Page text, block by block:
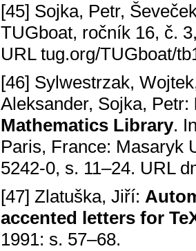
[45] Sojka, Petr,
TUGboat, ročník 16, č.
URL tug.org/TUGboat/
[46] Sylwestrzak,
Aleksander, Sojka, Petr:
Mathematics Library.
Paris, France: Masaryk
5242-0, s. 11–24. URL
[47] Zlatuška, Jiří:
accented letters for
1991: s. 57–68.